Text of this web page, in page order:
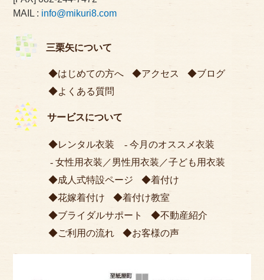
MAIL : info@mikuri8.com
三栗矢について
はじめての方へ アクセス
ブログ
よくある質問
サービスについて
レンタル衣装
今月のオススメ衣装
女性用衣装 ／男性用衣装 ／子ども用衣装
成人式特設ページ
着付け
花嫁着付け
着付け教室
ブライダルサポート
不動産紹介
ご利用の流れ
お客様の声